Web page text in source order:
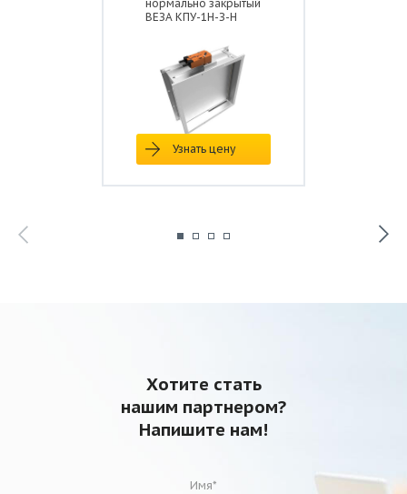
нормально закрытый
ВЕЗА КПУ-1Н-З-Н
Узнать цену
Хотите стать
нашим партнером?
Напишите нам!